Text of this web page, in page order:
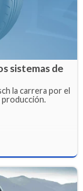
sistemas de
la carrera por el
producción.